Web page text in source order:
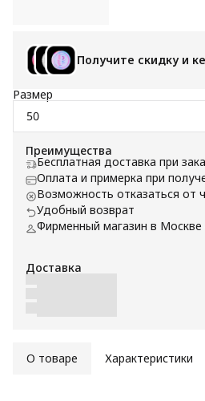
Получите скидку и
Размер
50
Преимущества
Бесплатная доставка при
Оплата и примерка при
Возможность отказаться от
Удобный возврат
Фирменный магазин в
Доставка
О товаре Характеристики